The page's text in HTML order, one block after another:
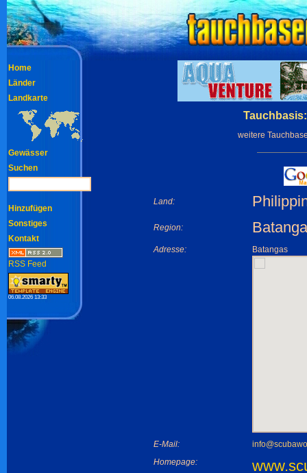
weitere
Land:
Region:
Adresse: Batangas
E-Mail:
Homepage:
Home
Länder
Landkarte
Gewässer
Suchen
Hinzufügen
Sonstiges
Kontakt
RSS Feed
06.08.2026 13:33